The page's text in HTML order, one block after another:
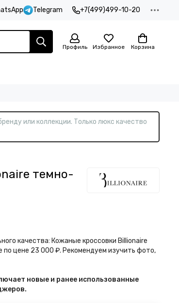
Telegram +7(499)499-10-20
Профиль Избранное Корзина
или коллекции. Только люкс качество
темно-
качества: Кожаные кроссовки Billionaire
цене 23 000 ₽. Рекомендуем изучить фото,
новые и ранее использованные